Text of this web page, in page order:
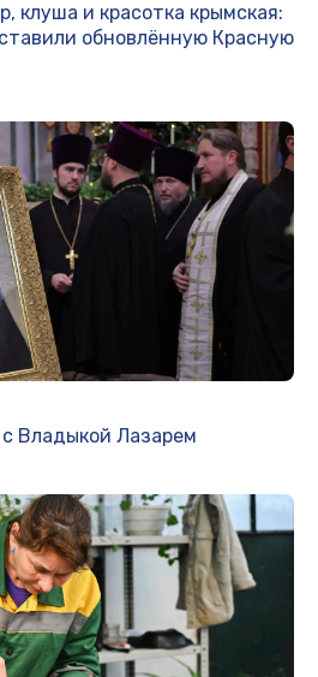
клуша и красотка крымская:
обновлённую Красную
Владыкой Лазарем